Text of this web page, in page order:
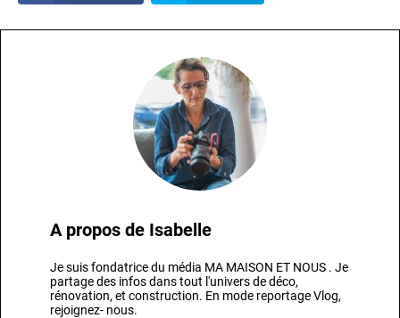
A propos de Isabelle
Je suis fondatrice du média MA MAISON ET NOUS . Je
partage des infos dans tout l'univers de déco,
rénovation, et construction. En mode reportage Vlog,
rejoignez- nous.